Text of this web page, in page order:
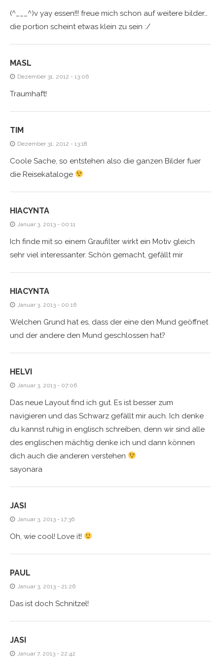
(^___^)v yay essen!!! freue mich schon auf weitere bilder…
die portion scheint etwas klein zu sein :/
MASL
Dezember 31, 2012 - 13:06
Traumhaft!
TIM
Dezember 31, 2012 - 13:18
Coole Sache, so entstehen also die ganzen Bilder fuer
die Reisekataloge
HIACYNTA
Januar 3, 2013 - 00:11
Ich finde mit so einem Graufilter wirkt ein Motiv gleich
sehr viel interessanter. Schön gemacht, gefällt mir
HIACYNTA
Januar 3, 2013 - 00:16
Welchen Grund hat es, dass der eine den Mund geöffnet
und der andere den Mund geschlossen hat?
HELVI
Januar 3, 2013 - 07:06
Das neue Layout find ich gut. Es ist besser zum
navigieren und das Schwarz gefällt mir auch. Ich denke
du kannst ruhig in englisch schreiben, denn wir sind alle
des englischen mächtig denke ich und dann können
dich auch die anderen verstehen
sayonara
JASI
Januar 3, 2013 - 17:36
Oh, wie cool! Love it!
PAUL
Januar 3, 2013 - 21:26
Das ist doch Schnitzel!
JASI
Januar 7, 2013 - 22:42